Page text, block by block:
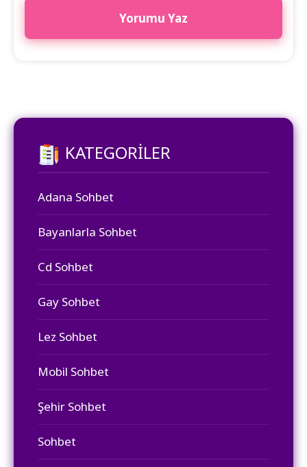
KATEGORILER
Adana Sohbet
Bayanlarla Sohbet
Cd Sohbet
Gay Sohbet
Lez Sohbet
Mobil Sohbet
Şehir Sohbet
Sohbet